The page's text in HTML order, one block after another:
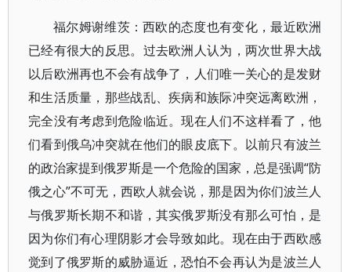
福尔姆谢维茨：西欧的态度也有变化，最近欧洲
已经有很大的反思。过去欧洲人认为，两次世界大战
以后欧洲再也不会有战争了，人们唯一关心的是发财
和生活质量，那些战乱、疾病和族际冲突远离欧洲，
完全没有考虑到危险临近。现在人们不这样看了，他
们看到俄乌冲突就在他们的眼皮底下。以前只有波兰
的政治家提到俄罗斯是一个危险的国家，总是强调“防
俄之心”不可无，西欧人就会说，那是因为你们波兰人
与俄罗斯长期不和谐，其实俄罗斯没有那么可怕，是
因为你们有心理阴影才会导致如此。现在由于西欧感
觉到了俄罗斯的威胁逼近，恐怕不会再认为是波兰人